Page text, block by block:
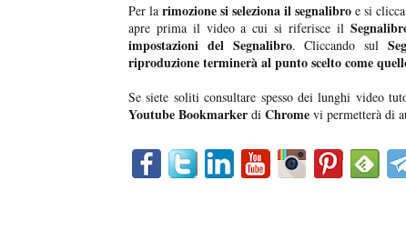
Per la rimozione si seleziona il segnalibro e si
apre prima il video a cui si riferisce il
impostazioni del Segnalibro. Cliccando sul
riproduzione terminerà al punto scelto come
Se siete soliti consultare spesso dei lunghi video
Youtube Bookmarker di Chrome vi permetterà di